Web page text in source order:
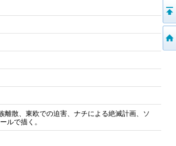
散、東欧での迫害、ナチによる絶滅計画、ソ
ルで描く。